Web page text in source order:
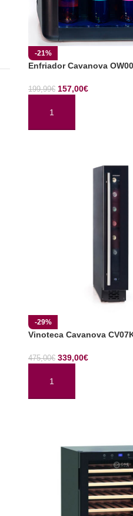
-21%
Enfriador Cavanova
199,99€ 157,00€
AÑADIR AL CARRITO
-29%
Vinoteca Cavanova
475,00€ 339,00€
AÑADIR AL CARRITO